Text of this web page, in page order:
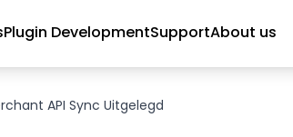
2 Plugins
Plugin DevelopmentSupportAbout us
API Sync Uitgelegd